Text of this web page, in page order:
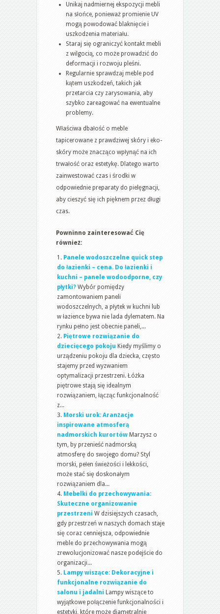
Unikaj nadmiernej ekspozycji mebli
na słońce, ponieważ promienie UV
mogą powodować blaknięcie i
uszkodzenia materiału.
Staraj się ograniczyć kontakt mebli
z wilgocią, co może prowadzić do
deformacji i rozwoju pleśni.
Regularnie sprawdzaj meble pod
kątem uszkodzeń, takich jak
przetarcia czy zarysowania, aby
szybko zareagować na ewentualne
problemy.
Właściwa dbałość o meble
tapicerowane z prawdziwej skóry i eko-
skóry może znacząco wpłynąć na ich
trwałość oraz estetykę. Dlatego warto
zainwestować czas i środki w
odpowiednie preparaty do pielęgnacji,
aby cieszyć się ich pięknem przez długi
czas.
Powninno zainteresować Cię
również:
Panele wodoszczelne quick step
do łazienki – cena. Do łazienki i
kuchni – panele wodoodporne, czy
płytki? Wybór pomiędzy
zamontowaniem paneli
wodoszczelnych, a płytek w kuchni lub
w łazience bywa nie lada dylematem. Na
rynku pełno jest obecnie paneli,...
Piętrowe rozwiązanie do
dziecięcego pokoju Kiedy myślimy o
urządzeniu pokoju dla dziecka, często
stajemy przed wyzwaniem
optymalizacji przestrzeni. Łóżka
piętrowe stają się idealnym
rozwiązaniem, łącząc funkcjonalność
z...
Morski urok: Aranżacje
inspirowane atmosferą
nadmorskich kurortów Marzysz o
tym, by przenieść nadmorską
atmosferę do swojego domu? Styl
morski, pełen świeżości i lekkości,
może stać się doskonałym
rozwiązaniem dla...
Mebelki do przechowywania:
Skuteczne organizowanie
przestrzeni W dzisiejszych czasach,
gdy przestrzeń w naszych domach staje
się coraz cenniejsza, odpowiednie
meble do przechowywania mogą
zrewolucjonizować nasze podejście do
organizacji...
Lampy wiszące: Dekoracyjne i
funkcjonalne rozwiązanie do
salonu i jadalni Lampy wiszące to
wyjątkowe połączenie funkcjonalności i
estetyki, które może diametralnie